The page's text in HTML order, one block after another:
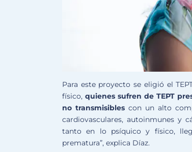
Para este proyecto se eligió el
físico,quienes sufren de TEPT
no transmisibles con un alto
cardiovasculares, autoinmunes y
tanto en lo psíquico y físico,
prematura”, explica Díaz.